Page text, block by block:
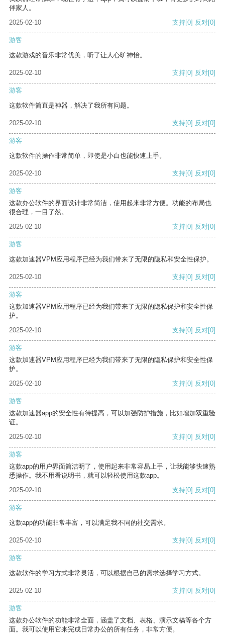
伴家人。
2025-02-10
支持[0] 反对[0]
游客
这款游戏的音乐非常优美，听了让人心旷神怡。
2025-02-10 支持[0] 反对[0]
游客
这款软件简直是神器，解决了我所有问题。
2025-02-10 支持[0] 反对[0]
游客
这款软件的操作非常简单，即使是小白也能快速上手。
2025-02-10 支持[0] 反对[0]
游客
这款办公软件的界面设计非常简洁，使用起来非常方便。功能的布局也
很合理，一目了然。
2025-02-10
支持[0] 反对[0]
游客
这款加速器VPM应用程序已经为我们带来了无限的隐私和安全性保护。
2025-02-10 支持[0] 反对[0]
游客
这款加速器VPM应用程序已经为我们带来了无限的隐私保护和安全性保
护。
2025-02-10
支持[0] 反对[0]
游客
这款加速器VPM应用程序已经为我们带来了无限的隐私保护和安全性保
护。
2025-02-10
支持[0] 反对[0]
游客
这款加速器app的安全性有待提高，可以加强防护措施，比如增加双重验
证。
2025-02-10
支持[0] 反对[0]
游客
这款app的用户界面简洁明了，使用起来非常容易上手，让我能够快速熟
悉操作。我不用看说明书，就可以轻松使用这款app。
2025-02-10
支持[0] 反对[0]
游客
这款app的功能非常丰富，可以满足我不同的社交需求。
2025-02-10 支持[0] 反对[0]
游客
这款软件的学习方式非常灵活，可以根据自己的需求选择学习方式。
2025-02-10 支持[0] 反对[0]
游客
这款办公软件的功能非常全面，涵盖了文档、表格、演示文稿等各个方
面。我可以使用它来完成日常办公的所有任务，非常方便。